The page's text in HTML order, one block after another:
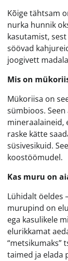
Kõige tähtsam
nurka hunnik
kasutamist,
söövad
joogivett
Mis on
Mükoriisa on
sümbioos.
raske kätte
süsivesikuid.
koostöömudel.
Kas muru on
Lühidalt öeldes
murupind on
ega kasulikele
elurikkamat
“metsikumaks”
taimed ja elada